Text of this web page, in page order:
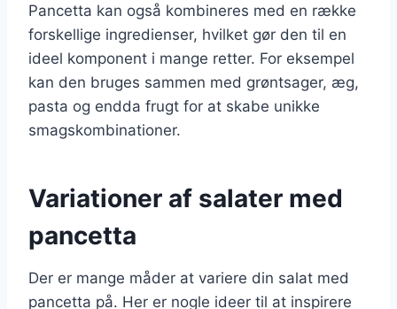
Pancetta kan også kombineres med en række
forskellige ingredienser, hvilket gør den til en
ideel komponent i mange retter. For eksempel
kan den bruges sammen med grøntsager, æg,
pasta og endda frugt for at skabe unikke
smagskombinationer.
Variationer af salater med
pancetta
Der er mange måder at variere din salat med
pancetta på. Her er nogle ideer til at inspirere